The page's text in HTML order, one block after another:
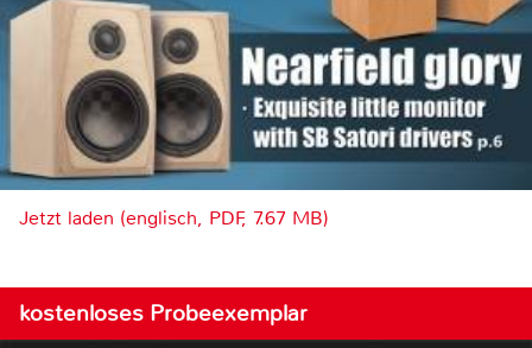
Jetzt laden (englisch, PDF, 7.67 MB)
kostenloses Probeexemplar